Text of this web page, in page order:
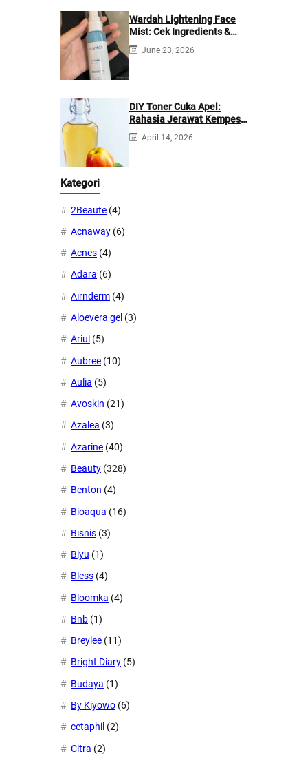
Wardah Lightening Face
Mist: Cek Ingredients &
Manfaatnya
June 23, 2026
DIY Toner Cuka Apel:
Rahasia Jerawat Kempes
dalam 2 Hari!
April 14, 2026
Kategori
2Beaute (4)
Acnaway (6)
Acnes (4)
Adara (6)
Airnderm (4)
Aloevera gel (3)
Ariul (5)
Aubree (10)
Aulia (5)
Avoskin (21)
Azalea (3)
Azarine (40)
Beauty (328)
Benton (4)
Bioaqua (16)
Bisnis (3)
Biyu (1)
Bless (4)
Bloomka (4)
Bnb (1)
Breylee (11)
Bright Diary (5)
Budaya (1)
By Kiyowo (6)
cetaphil (2)
Citra (2)